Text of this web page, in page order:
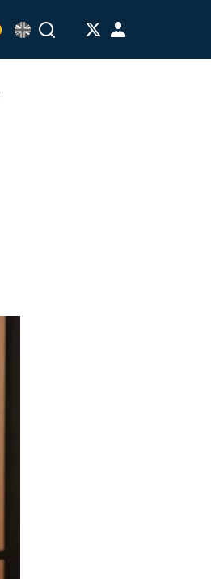
BuscarMenú
de